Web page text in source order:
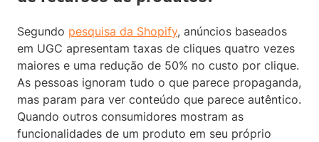
Segundo pesquisa da Shopify, anúncios baseados
em UGC apresentam taxas de cliques quatro vezes
maiores e uma redução de 50% no custo por clique.
As pessoas ignoram tudo o que parece propaganda,
mas param para ver conteúdo que parece autêntico.
Quando outros consumidores mostram as
funcionalidades de um produto em seu próprio